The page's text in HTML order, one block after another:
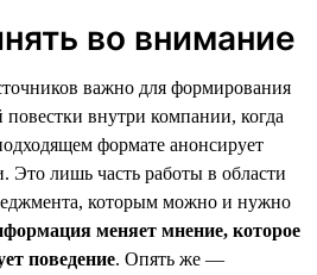
во внимание
важно для формирования
внутри компании, когда
формате анонсирует
Это лишь часть работы в области
которым можно и нужно
меняет мнение, которое
поведение. Опять же —